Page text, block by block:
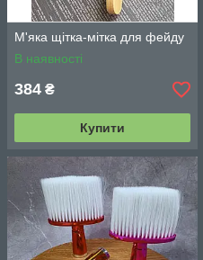
М'яка щітка-мітка для фейду
В наявності
384 ₴
Купити